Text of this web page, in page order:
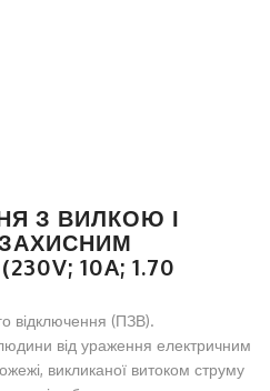
З ВИЛКОЮ І
10A; 1.70
відключення (ПЗВ).
від ураження електричним
викликаної витоком струму